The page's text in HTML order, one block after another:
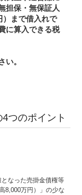
担保・無保証人
）まで借入れで
に算入できる税
い。
つのポイント
なった売掛金債権等
8,000万円）」の少な